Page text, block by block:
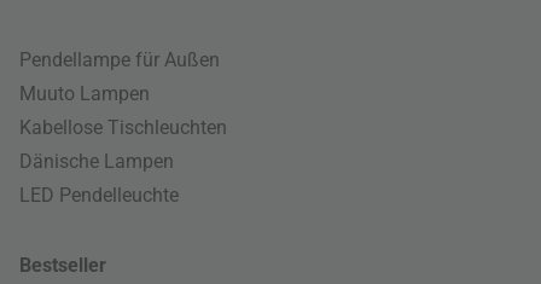
Pendellampe für Außen
Muuto Lampen
Kabellose Tischleuchten
Dänische Lampen
LED Pendelleuchte
Bestseller